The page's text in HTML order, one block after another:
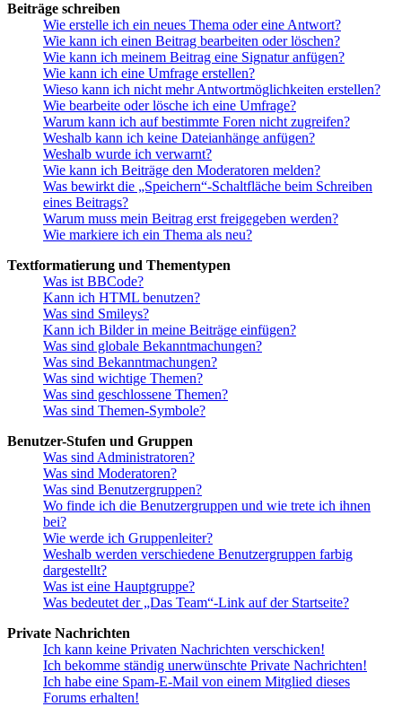
Beiträge schreiben
Wie erstelle ich ein neues Thema oder eine Antwort?
Wie kann ich einen Beitrag bearbeiten oder löschen?
Wie kann ich meinem Beitrag eine Signatur anfügen?
Wie kann ich eine Umfrage erstellen?
Wieso kann ich nicht mehr Antwortmöglichkeiten erstellen?
Wie bearbeite oder lösche ich eine Umfrage?
Warum kann ich auf bestimmte Foren nicht zugreifen?
Weshalb kann ich keine Dateianhänge anfügen?
Weshalb wurde ich verwarnt?
Wie kann ich Beiträge den Moderatoren melden?
Was bewirkt die „Speichern“-Schaltfläche beim Schreiben
eines Beitrags?
Warum muss mein Beitrag erst freigegeben werden?
Wie markiere ich ein Thema als neu?
Textformatierung und Thementypen
Was ist BBCode?
Kann ich HTML benutzen?
Was sind Smileys?
Kann ich Bilder in meine Beiträge einfügen?
Was sind globale Bekanntmachungen?
Was sind Bekanntmachungen?
Was sind wichtige Themen?
Was sind geschlossene Themen?
Was sind Themen-Symbole?
Benutzer-Stufen und Gruppen
Was sind Administratoren?
Was sind Moderatoren?
Was sind Benutzergruppen?
Wo finde ich die Benutzergruppen und wie trete ich ihnen
bei?
Wie werde ich Gruppenleiter?
Weshalb werden verschiedene Benutzergruppen farbig
dargestellt?
Was ist eine Hauptgruppe?
Was bedeutet der „Das Team“-Link auf der Startseite?
Private Nachrichten
Ich kann keine Privaten Nachrichten verschicken!
Ich bekomme ständig unerwünschte Private Nachrichten!
Ich habe eine Spam-E-Mail von einem Mitglied dieses
Forums erhalten!